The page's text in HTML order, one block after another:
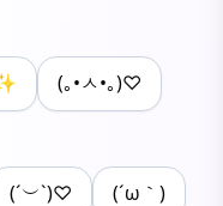
(｡•ㅅ•｡)♡
(´︶`)♡ (´ω｀)